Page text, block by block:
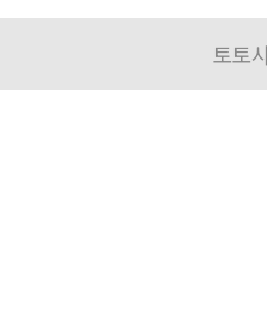
토토